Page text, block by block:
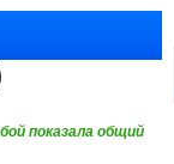
показала общий